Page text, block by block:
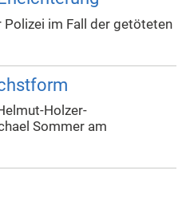
im Fall der getöteten
Holzer-
Sommer am